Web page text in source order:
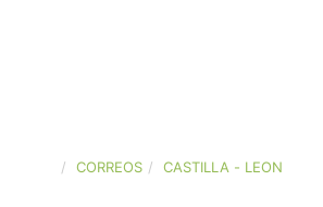
CORREOS CASTILLA - LEON